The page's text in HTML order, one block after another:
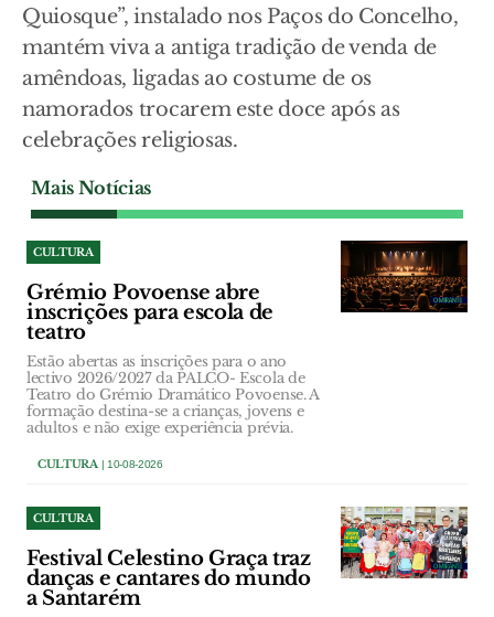
Quiosque”, instalado nos Paços do Concelho,
mantém viva a antiga tradição de venda de
amêndoas, ligadas ao costume de os
namorados trocarem este doce após as
celebrações religiosas.
Mais Notícias
CULTURA
Grémio Povoense abre
inscrições para escola de
teatro
Estão abertas as inscrições para o ano
lectivo 2026/2027 da PALCO- Escola de
Teatro do Grémio Dramático Povoense. A
formação destina-se a crianças, jovens e
adultos e não exige experiência prévia.
CULTURA| 10-08-2026
CULTURA
Festival Celestino Graça traz
danças e cantares do mundo
a Santarém